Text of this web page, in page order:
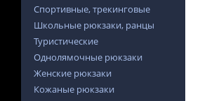
Спортивные, трекинговые
Школьные рюкзаки, ранцы
Туристические
Однолямочные рюкзаки
Женские рюкзаки
Кожаные рюкзаки